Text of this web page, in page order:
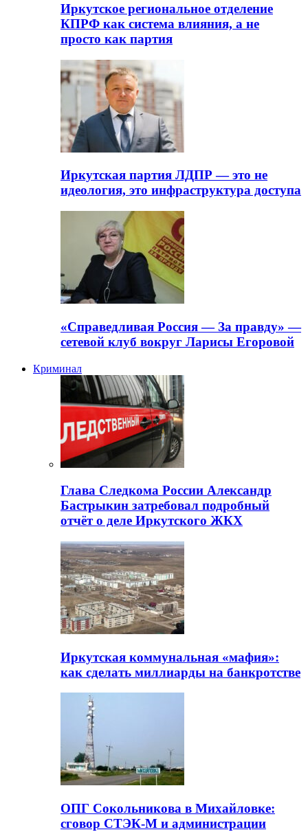
Иркутское региональное отделение
КПРФ как система влияния, а не
просто как партия
Иркутская партия ЛДПР — это не
идеология, это инфраструктура доступа
«Справедливая Россия — За правду» —
сетевой клуб вокруг Ларисы Егоровой
Криминал
Глава Следкома России Александр
Бастрыкин затребовал подробный
отчёт о деле Иркутского ЖКХ
Иркутская коммунальная «мафия»:
как сделать миллиарды на банкротстве
ОПГ Сокольникова в Михайловке:
сговор СТЭК-М и администрации